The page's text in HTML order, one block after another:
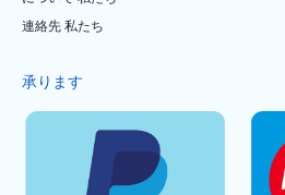
連絡先 私たち
承ります